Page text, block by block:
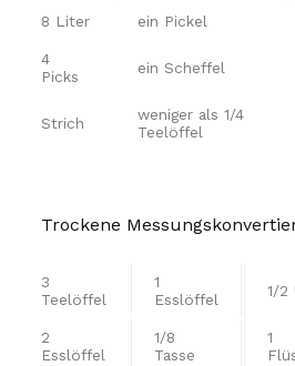
8 Liter ein Pickel
4
Picks
ein Scheffel
Strich
weniger als 1/4
Teelöffel
Trockene
3
Teelöffel
1
Esslöffel
1/2
2
Esslöffel
1/8
Tasse
1